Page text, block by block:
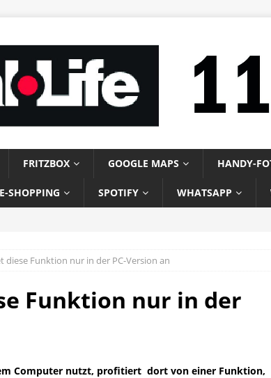
FRITZBOX GOOGLE MAPS HANDY-
SHOPPING SPOTIFY WHATSAPP
diese Funktion nur in der PC-Version an
Funktion nur in der
Computer nutzt, profitiert dort von einer Funktion,